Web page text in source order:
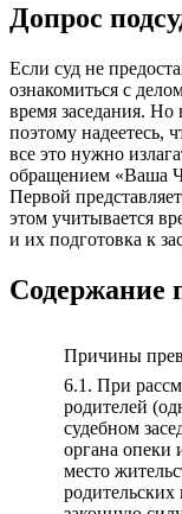
Допрос
Если суд не
ознакомиться с
время заседания. Но
поэтому надеетесь,
все это нужно
обращением «Ваша
Первой
этом учитывается
и их подготовка к
Содержание
Причины
6.1. При
родителей
судебном
органа опеки
место
родительских